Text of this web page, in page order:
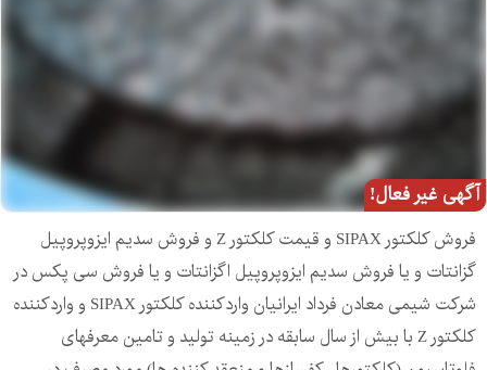
آگهی غیر فعال!
فروش کلکتور SIPAX و قیمت کلکتور Z و فروش سدیم ایزوپروپیل
گزانتات و یا فروش سدیم ایزوپروپیل اگزانتات و یا فروش سی پکس در
شرکت شیمی معادن فرداد ایرانیان واردکننده کلکتور SIPAX و واردکننده
کلکتور Z با بیش از سال سابقه در زمینه تولید و تامین معرفهای